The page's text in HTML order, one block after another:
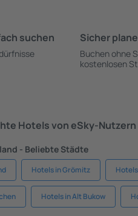
suchen Sicher
Buchen ohne
kostenlosen
Hotels von eSky-Nutzern
- Beliebte Städte
Hotels in Grömitz
Hotels in Alt Bukow